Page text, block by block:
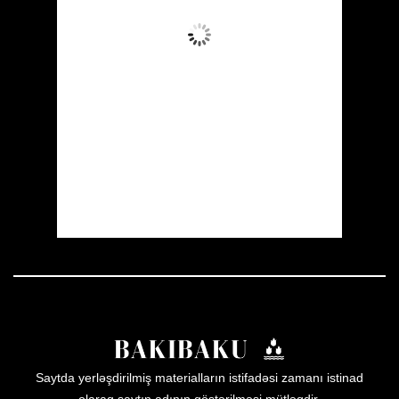
Aydın Səma
Saytda yerləşdirilmiş materialların istifadəsi zamanı istinad